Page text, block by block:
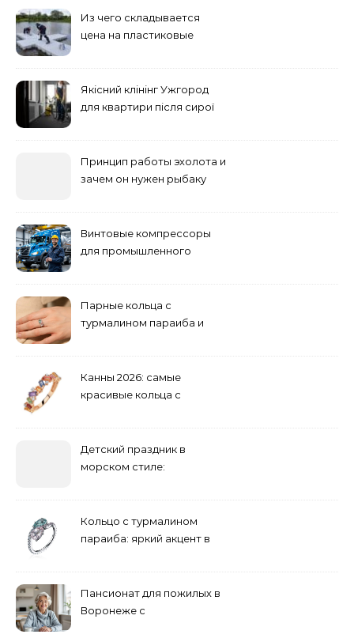
Из чего складывается
цена на пластиковые
Якісний клінінг Ужгород
для квартири після сирої
Принцип работы эхолота и
зачем он нужен рыбаку
Винтовые компрессоры
для промышленного
Парные кольца с
турмалином параиба и
Канны 2026: самые
красивые кольца с
Детский праздник в
морском стиле:
Кольцо с турмалином
параиба: яркий акцент в
Пансионат для пожилых в
Воронеже с